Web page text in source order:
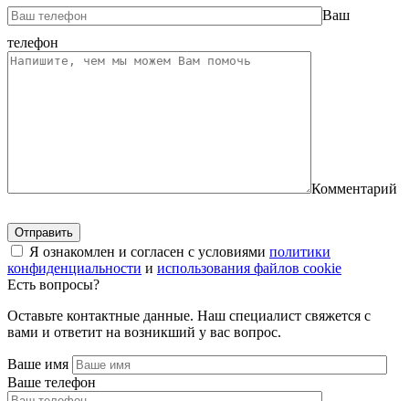
Ваш
телефон
Комментарий
Я ознакомлен и согласен с условиями политики
конфиденциальности и использования файлов cookie
Есть вопросы?
Оставьте контактные данные. Наш специалист свяжется с
вами и ответит на возникший у вас вопрос.
Ваше имя
Ваше телефон